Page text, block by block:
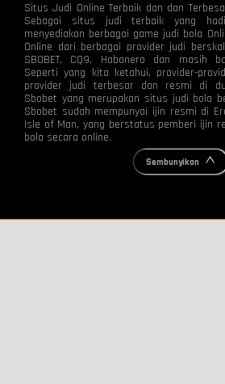
Situs Judi Online Terbaik dan dan
Sebagai situs judi terbaik yang
menyediakan berbagai game judi bola
Online dari berbagai provider judi
SBOBET, CQ9, Habanero dan masih
Seperti yang kita ketahui, provider-
provider judi terbesar dan resmi di
Sbobet yang merupakan situs judi bola
Sbobet sudah mempunyai ijin resmi di
Isle of Man, yang berstatus pemberi ijin
bola secara online.
Sembunyikan